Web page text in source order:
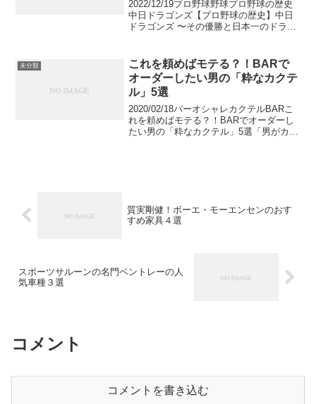
2022/12/19プロ野球野球プロ野球の歴史
中日ドラゴンズ【プロ野球の歴史】中日
ドラゴンズ 〜その優勝と日本一のドラ
タイガースと同様に熱狂的なファンを持
つ中日ドラゴンズ...
未分類
これを頼めばモテる？！BARで
オーダーしたい男の「粋なカクテ
ル」5選
2020/02/18バーオシャレカクテルBARこ
れを頼めばモテる？！BARでオーダーし
たい男の「粋なカクテル」5選「男がカク
質実剛健！ボーエ・モーエンセンのおす
すめ家具４選
スポーツサルーンの名門ベントレーの人
気車種３選
コメント
コメントを書き込む